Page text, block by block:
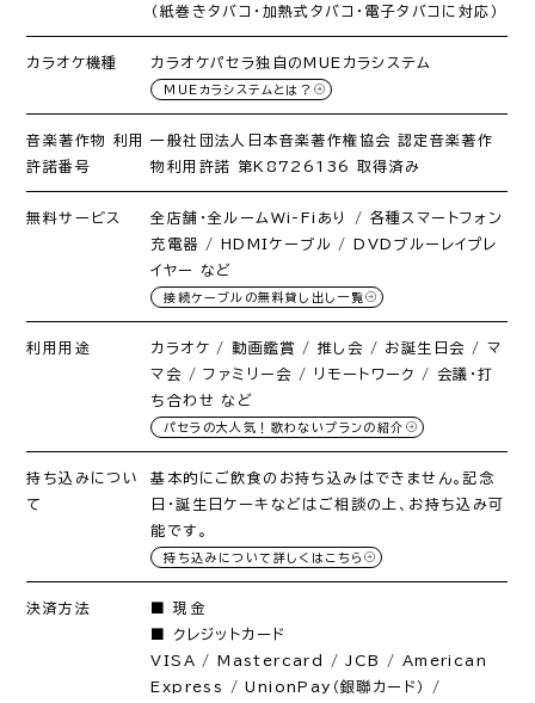
（紙巻きタバコ・加熱式タバコ・電子タバコに対応）
カラオケ機種 カラオケパセラ独自のMUEカラシステム
MUEカラシステムとは？
音楽著作物 利用
許諾番号
一般社団法人日本音楽著作権協会 認定音楽著作
物利用許諾 第K8726136 取得済み
無料サービス
全店舗・全ルームWi-Fiあり / 各種スマートフォン
充電器 / HDMIケーブル / DVDブルーレイプレ
イヤー など
接続ケーブルの無料貸し出し一覧
利用用途
カラオケ / 動画鑑賞 / 推し会 / お誕生日会 / マ
マ会 / ファミリー会 / リモートワーク / 会議・打
ち合わせ など
パセラの大人気！歌わないプランの紹介
持ち込みについ
て
基本的にご飲食のお持ち込みはできません。記念
日・誕生日ケーキなどはご相談の上、お持ち込み可
能です。
持ち込みについて詳しくはこちら
決済方法
■ 現金
■ クレジットカード
VISA / Mastercard / JCB / American
Express / UnionPay（銀聯カード） /